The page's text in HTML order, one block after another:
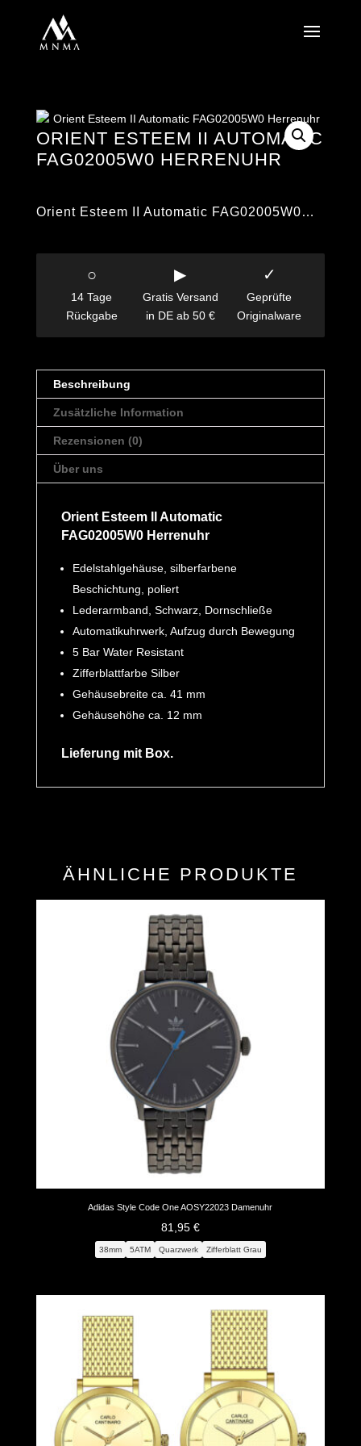
ORIENT ESTEEM II AUTOMATIC
FAG02005W0 HERRENUHR
Orient Esteem II Automatic FAG02005W0…
○
14 Tage
Rückgabe
▶
Gratis Versand
in DE ab 50 €
✓
Geprüfte
Originalware
Beschreibung
Zusätzliche Information
Rezensionen (0)
Über uns
Orient Esteem II Automatic
FAG02005W0 Herrenuhr
Edelstahlgehäuse, silberfarbene
Beschichtung, poliert
Lederarmband, Schwarz, Dornschließe
Automatikuhrwerk, Aufzug durch Bewegung
5 Bar Water Resistant
Zifferblattfarbe Silber
Gehäusebreite ca. 41 mm
Gehäusehöhe ca. 12 mm
Lieferung mit Box.
ÄHNLICHE PRODUKTE
Adidas Style Code One AOSY22023 Damenuhr
81,95 €
38mm 5ATM Quarzwerk Zifferblatt Grau